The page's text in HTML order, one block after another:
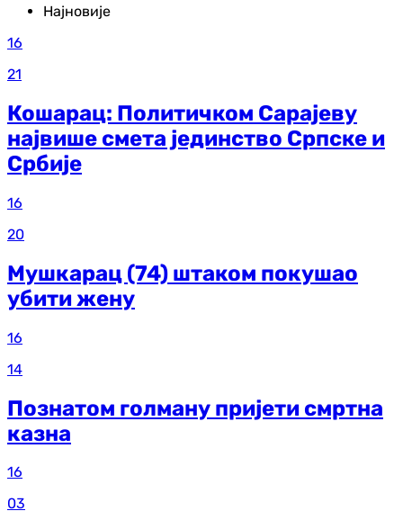
Најновије
16
21
Кошарац: Политичком Сарајеву
највише смета јединство Српске и
Србије
16
20
Мушкарац (74) штаком покушао
убити жену
16
14
Познатом голману пријети смртна
казна
16
03